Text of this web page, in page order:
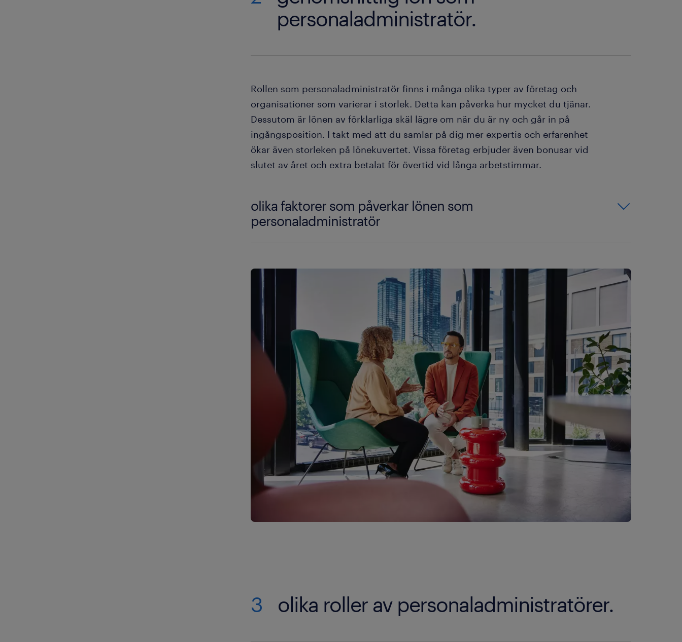
personaladministratör.
Rollen som personaladministratör finns i många olika typer av företag och
organisationer som varierar i storlek. Detta kan påverka hur mycket du tjänar.
Dessutom är lönen av förklarliga skäl lägre om när du är ny och går in på
ingångsposition. I takt med att du samlar på dig mer expertis och erfarenhet
ökar även storleken på lönekuvertet. Vissa företag erbjuder även bonusar vid
slutet av året och extra betalat för övertid vid långa arbetstimmar.
olika faktorer som påverkar lönen som
personaladministratör
förbättra dina kvalifikationer. Att bli en personaladministratör kräver formell
träning och vilken nivå av utbildning du har påverkar hur mycket du kommer
att tjäna. Genom att samla på dig ytterligare referenser och kvalifikationer
görs du alltså berättigad till ett högre arvode. Dessutom spelar uppdragets
omfång en viktig roll i att avgöra din lön. Om du till exempel leder en liten
grupp anställda kommer du att tjäna mindre än en personaladministratör
som leder en personalstyrka på flera tusen.
Vissa ansvarsområden inom arbetet erbjuder även olika andra former av
förmåner. Om du jobbar med att hantera komplexa personalfrågor blir du allt
som oftast tilldelad ett större arvode. Platsen du arbetar på kan också
påverka lönen utifrån levnadskostnader och behovet av HR-tjänster på olika
ställen. Stora städer medför bättre och fler möjligheter för
personaladministratörer, men innebär också högre levnadskostnader vilket
gör att lönen blir högre. I mindre städer är levnadskostnaderna lägre vilket
3 olika roller av personaladministratörer.